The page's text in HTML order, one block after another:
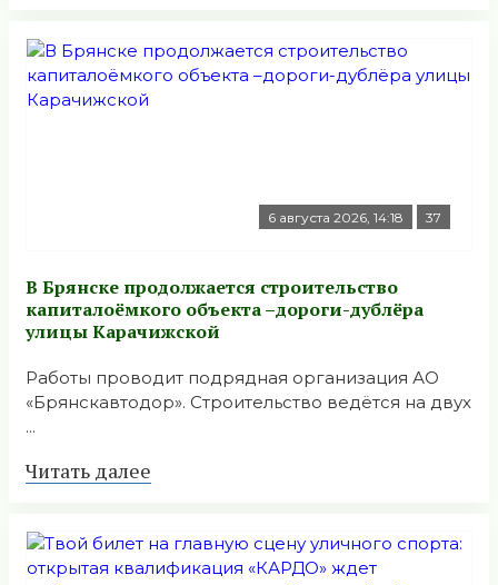
6 августа 2026, 14:18 37
В Брянске продолжается строительство
капиталоёмкого объекта –дороги-дублёра
улицы Карачижской
Работы проводит подрядная организация АО
«Брянскавтодор». Строительство ведётся на двух
...
Читать далее